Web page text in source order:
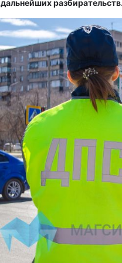
дальнейших